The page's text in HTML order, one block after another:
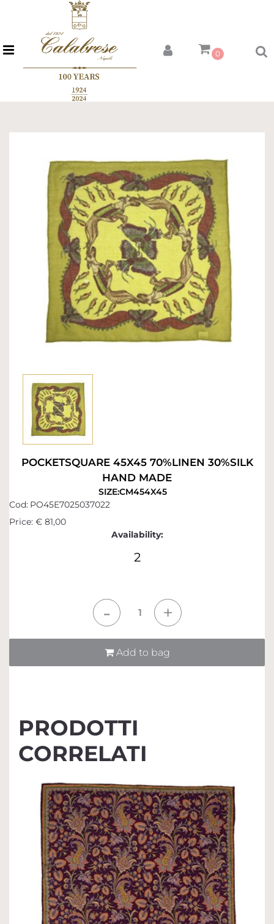
Open menu 0
POCKETSQUARE 45X45 70%LINEN 30%SILK
HAND MADE
SIZE:CM454X45
Cod: PO45E7025037022
Price: € 81,00
Availability:
2
Add to bag
PRODOTTI
CORRELATI